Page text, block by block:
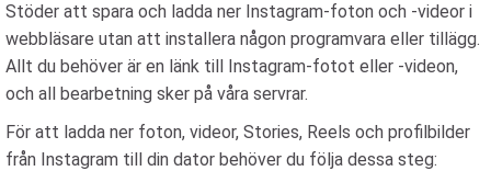
Stöder att spara och ladda ner Instagram-foton och -videor i
webbläsare utan att installera någon programvara eller tillägg.
Allt du behöver är en länk till Instagram-fotot eller -videon,
och all bearbetning sker på våra servrar.
För att ladda ner foton, videor, Stories, Reels och profilbilder
från Instagram till din dator behöver du följa dessa steg: